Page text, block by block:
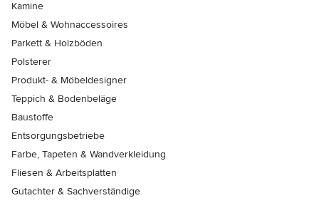
Kamine
Möbel & Wohnaccessoires
Parkett & Holzböden
Polsterer
Produkt- & Möbeldesigner
Teppich & Bodenbeläge
Baustoffe
Entsorgungsbetriebe
Farbe, Tapeten & Wandverkleidung
Fliesen & Arbeitsplatten
Gutachter & Sachverständige